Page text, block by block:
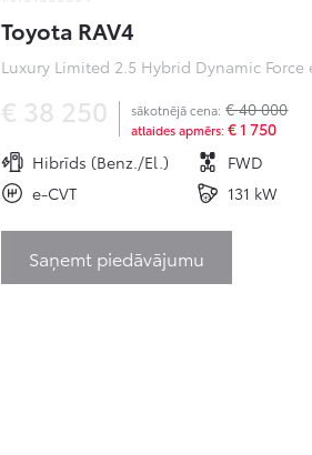
Toyota RAV4
€ 38 250 sākotnējā cena: € 40 000
atlaides apmērs: € 1 750
Hibrīds (Benz./El.)
FWD
e-CVT
131 kW
Saņemt piedāvājumu